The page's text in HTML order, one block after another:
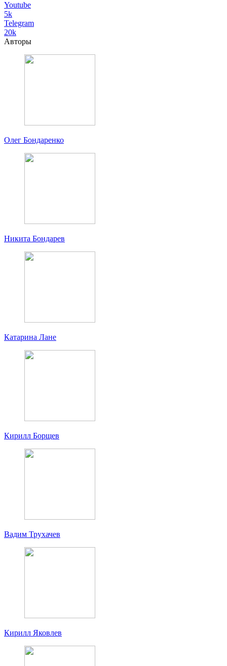
Youtube
5k
Telegram
20k
Авторы
Олег Бондаренко
Никита Бондарев
Катарина Лане
Кирилл Борщев
Вадим Трухачев
Кирилл Яковлев